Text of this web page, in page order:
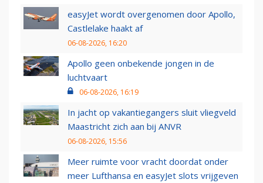
easyJet wordt overgenomen door Apollo,
Castlelake haakt af
06-08-2026, 16:20
Apollo geen onbekende jongen in de
luchtvaart
06-08-2026, 16:19
In jacht op vakantiegangers sluit vliegveld
Maastricht zich aan bij ANVR
06-08-2026, 15:56
Meer ruimte voor vracht doordat onder
meer Lufthansa en easyJet slots vrijgeven